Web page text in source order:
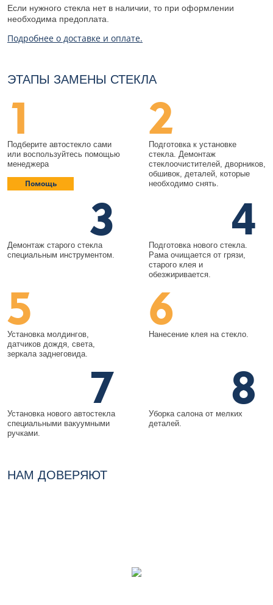
Если нужного стекла нет в наличии, то при оформлении
необходима предоплата.
Подробнее о доставке и оплате.
ЭТАПЫ ЗАМЕНЫ СТЕКЛА
1
Подберите автостекло сами
или воспользуйтесь помощью
менеджера
Помощь
2
Подготовка к установке
стекла. Демонтаж
стеклоочистителей, дворников,
обшивок, деталей, которые
необходимо снять.
3
Демонтаж старого стекла
специальным инструментом.
4
Подготовка нового стекла.
Рама очищается от грязи,
старого клея и
обезжиривается.
5
Установка молдингов,
датчиков дождя, света,
зеркала заднеговида.
6
Нанесение клея на стекло.
7
Установка нового автостекла
специальными вакуумными
ручками.
8
Уборка салона от мелких
деталей.
НАМ ДОВЕРЯЮТ